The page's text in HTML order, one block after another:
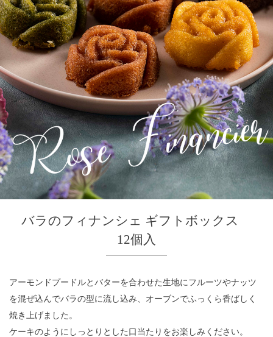
バラのフィナンシェ ギフトボックス
12個入
アーモンドプードルとバターを合わせた生地にフルーツやナッツ
を混ぜ込んでバラの型に流し込み、オーブンでふっくら香ばしく
焼き上げました。
ケーキのようにしっとりとした口当たりをお楽しみください。